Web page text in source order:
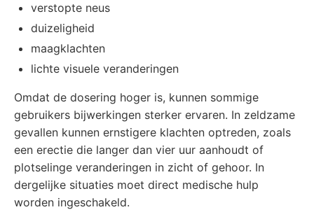
verstopte neus
duizeligheid
maagklachten
lichte visuele veranderingen
Omdat de dosering hoger is, kunnen sommige
gebruikers bijwerkingen sterker ervaren. In zeldzame
gevallen kunnen ernstigere klachten optreden, zoals
een erectie die langer dan vier uur aanhoudt of
plotselinge veranderingen in zicht of gehoor. In
dergelijke situaties moet direct medische hulp
worden ingeschakeld.